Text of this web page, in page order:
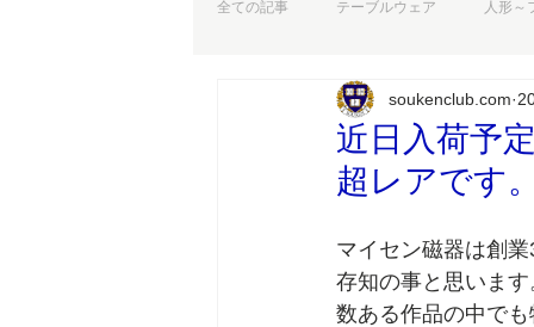
全ての記事 テーブルウェア 人形～
お知らせなど
近日入荷予
超レアです
soukenclub.com
マイセン磁器は創
存知の事と思います
数ある作品の中で